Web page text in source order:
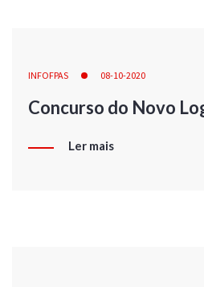
INFOFPAS 08-10-2020
Concurso do Novo
Ler mais